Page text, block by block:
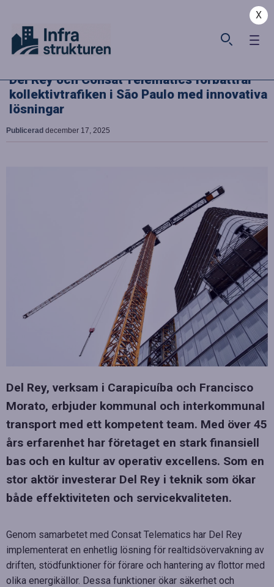
X
Del Rey och Consat Telematics förbättrar
kollektivtrafiken i São Paulo med innovativa
lösningar
Publicerad december 17, 2025
Del Rey, verksam i Carapicuíba och Francisco
Morato, erbjuder kommunal och interkommunal
transport med ett kompetent team. Med över 45
års erfarenhet har företaget en stark finansiell
bas och en kultur av operativ excellens. Som en
stor aktör investerar Del Rey i teknik som ökar
både effektiviteten och servicekvaliteten.
Genom samarbetet med Consat Telematics har Del Rey
implementerat en enhetlig lösning för realtidsövervakning av
driften, stödfunktioner för förare och hantering av flottor med
olika energikällor. Dessa funktioner ökar säkerhet och